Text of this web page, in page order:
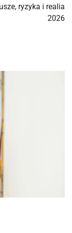
ryzyka i realia
2026